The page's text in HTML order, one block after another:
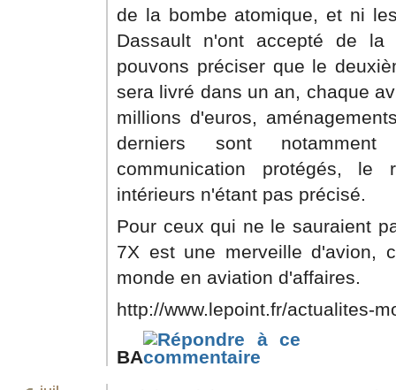
de la bombe atomique, et ni
Dassault n'ont accepté de la
pouvons préciser que le
sera livré dans un an, chaque
millions d'euros,
derniers sont
communication protégés, le
intérieurs n'étant pas précisé.
Pour ceux qui ne le sauraient
7X est une merveille d'avion,
monde en aviation d'affaires.
http://www.lepoint.fr/actualites-
BA